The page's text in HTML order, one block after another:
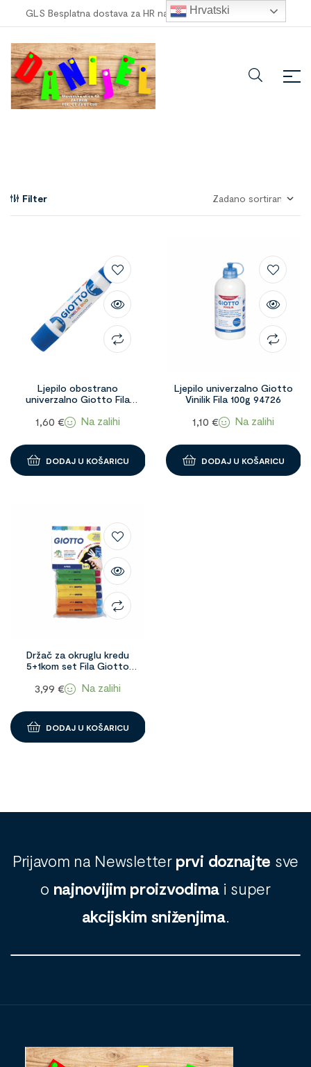
GLS Besplatna dostava za HR narudžbe veće od 100,00 €
Filter
Ljepilo obostrano
univerzalno Giotto Fila
1,60 € Na zalihi
DODAJ U KOŠARICU
Ljepilo univerzalno Giotto
Vinilik Fila 100g 94726
1,10 € Na zalihi
DODAJ U KOŠARICU
Držač za okruglu kredu
5+1kom set Fila Giotto
3,99€ Na zalihi
DODAJ U KOŠARICU
Prijavom na Newsletter prvi doznajte sve
o najnovijim proizvodima i super
akcijskim sniženjima.
Hrvatski